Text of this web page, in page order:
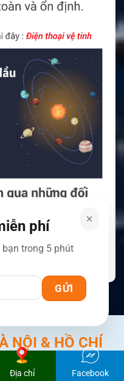
NỘI & HỒ CHÍ
TẠI 63 TỈNH
phí
trong 5 phút
Địa chỉ Facebook